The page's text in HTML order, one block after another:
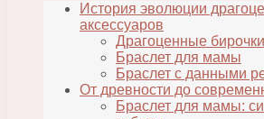
История эволюции
аксессуаров
Драгоценные
Браслет для мамы
Браслет с данными
От древности до
Браслет для мамы: